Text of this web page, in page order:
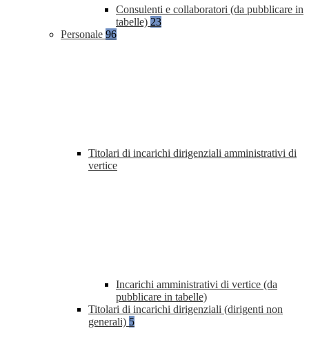
Consulenti e collaboratori (da pubblicare in
tabelle) 23
Personale 96
Titolari di incarichi dirigenziali amministrativi di
vertice
Incarichi amministrativi di vertice (da
pubblicare in tabelle)
Titolari di incarichi dirigenziali (dirigenti non
generali) 5